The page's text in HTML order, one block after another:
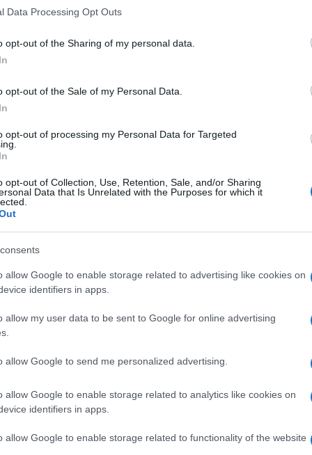
Data Processing Opt Outs
opt-out of the Sharing of my personal data.
opt-out of the Sale of my Personal Data.
opt-out of processing my Personal Data for Targeted
opt-out of Collection, Use, Retention, Sale, and/or Sharing
Data that Is Unrelated with the Purposes for which it
allow Google to enable storage related to advertising like cookies on
identifiers in apps.
allow my user data to be sent to Google for online advertising
allow Google to send me personalized advertising.
allow Google to enable storage related to analytics like cookies on
identifiers in apps.
allow Google to enable storage related to functionality of the website
necessari
registrarsi sulla piattaforma gestita daSogei,
segna un cambiamento rispetto ai
renda il processo più snello e accessibile.
della situazione economica equivalente ( ISEE
ottenere un contributo che copre fino al